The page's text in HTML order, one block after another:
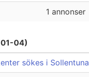
1 annonser
04)
sökes i Sollentuna